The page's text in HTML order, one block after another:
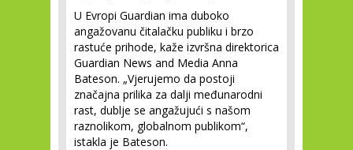
U Evropi Guardian ima duboko
angažovanu čitalačku publiku i brzo
rastuće prihode, kaže izvršna direktorica
Guardian News and Media Anna
Bateson. „Vjerujemo da postoji
značajna prilika za dalji međunarodni
rast, dublje se angažujući s našom
raznolikom, globalnom publikom“,
istakla je Bateson.